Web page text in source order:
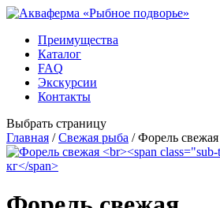
Преимущества
Каталог
FAQ
Экскурсии
Контакты
Выбрать страницу
Главная /Свежая рыба / Форель